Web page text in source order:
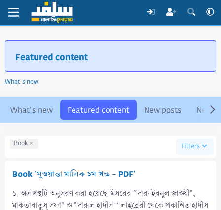
Featured content
What's new
What's new Featured content New posts New
Book Filters
Book 'মুওয়াত্তা মালিক ১ম খন্ড - PDF'
১. অত্র গ্রন্থটি অনুসরণ করা হয়েছে মিসরের “দারু ইবনুল জাওযী",
মাকতাবাতুস্ সফা" ও "দারুল হাদীস ” লাইব্রেরী থেকে প্রকাশিত হাদীস